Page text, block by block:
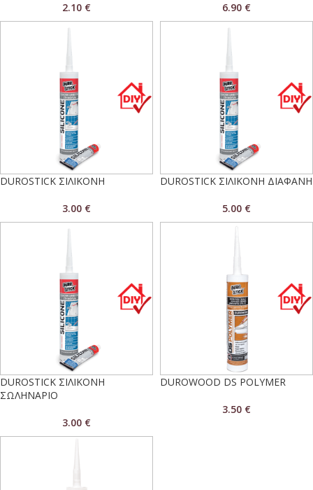
2.10 € 6.90 €
DUROSTICK ΣΙΛΙΚΟΝΗ
3.00 €
DUROSTICK ΣΙΛΙΚΟΝΗ ΔΙΑΦΑΝΗ
5.00 €
DUROSTICK ΣΙΛΙΚΟΝΗ
ΣΩΛΗΝΑΡΙΟ
3.00 €
DUROWOOD DS POLYMER
3.50 €